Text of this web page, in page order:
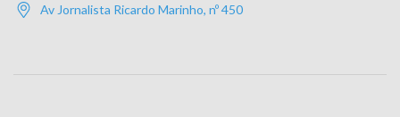
Av Jornalista Ricardo Marinho, nº 450